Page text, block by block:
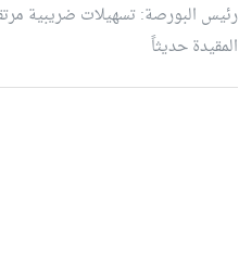
رئيس البورصة: تسهيلات ضريبية
المقيدة حديثاً